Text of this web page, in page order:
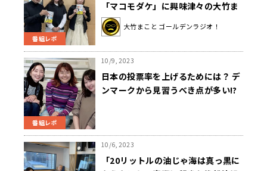
番組レポ
「マコモダケ」に興味津々の大竹ま
こと
大竹まこと ゴールデンラジオ！
番組レポ
10/9, 2023
日本の投票率を上げるためには？ デ
ンマークから見習うべき点が多い!?
10/6, 2023
「20リットルの油じゃ海は真っ黒に